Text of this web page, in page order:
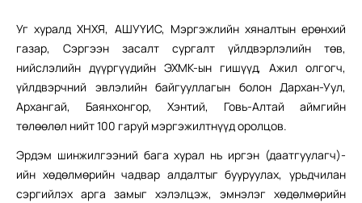
Уг хуралд ХНХЯ, АШУҮИС, Мэргэжлийн хяналтын ерөнхий
газар, Сэргээн засалт сургалт үйлдвэрлэлийн төв,
нийслэлийн дүүргүүдийн ЭХМК-ын гишүүд, Ажил олгогч,
үйлдвэрчний эвлэлийн байгууллагын болон Дархан-Уул,
Архангай, Баянхонгор, Хэнтий, Говь-Алтай аймгийн
төлөөлөл нийт 100 гаруй мэргэжилтнүүд оролцов.
Эрдэм шинжилгээний бага хурал нь иргэн (даатгуулагч)-
ийн хөдөлмөрийн чадвар алдалтыг бууруулах, урьдчилан
сэргийлэх арга замыг хэлэлцэж, эмнэлэг хөдөлмөрийн